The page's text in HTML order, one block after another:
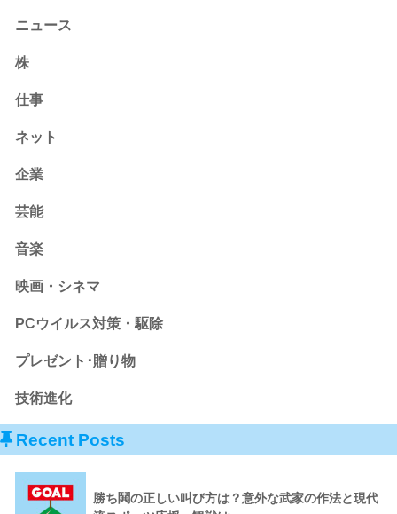
ニュース
株
仕事
ネット
企業
芸能
音楽
映画・シネマ
PCウイルス対策・駆除
プレゼント･贈り物
技術進化
Recent Posts
勝ち鬨の正しい叫び方は？意外な武家の作法と現代